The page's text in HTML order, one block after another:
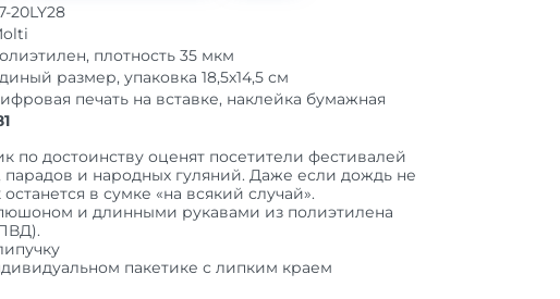
20LY28
плотность 35 мкм
размер, упаковка 18,5х14,5 см
печать на вставке, наклейка бумажная
по достоинству оценят посетители фестивалей
и народных гуляний. Даже если дождь не
в сумке «на всякий случай».
и длинными рукавами из полиэтилена
пакетике с липким краем